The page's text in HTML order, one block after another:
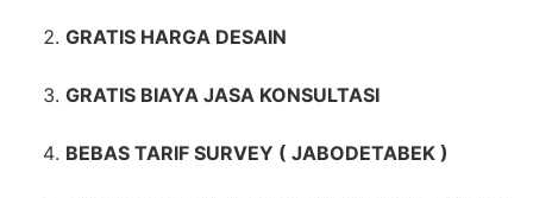
GRATIS HARGA DESAIN
GRATIS BIAYA JASA KONSULTASI
BEBAS TARIF SURVEY ( JABODETABEK )